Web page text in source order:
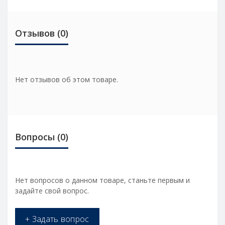
Отзывов (0)
Нет отзывов об этом товаре.
Вопросы (0)
Нет вопросов о данном товаре, станьте первым и
задайте свой вопрос.
+ Задать вопрос